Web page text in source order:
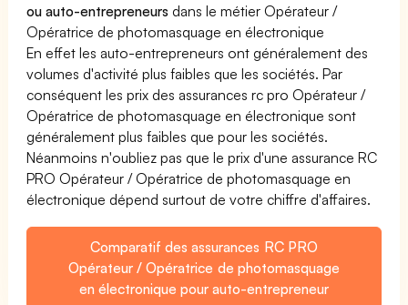
ou auto-entrepreneurs dans le métier Opérateur /
Opératrice de photomasquage en électronique
En effet les auto-entrepreneurs ont généralement des
volumes d'activité plus faibles que les sociétés. Par
conséquent les prix des assurances rc pro Opérateur /
Opératrice de photomasquage en électronique sont
généralement plus faibles que pour les sociétés.
Néanmoins n'oubliez pas que le prix d'une assurance RC
PRO Opérateur / Opératrice de photomasquage en
électronique dépend surtout de votre chiffre d'affaires.
Comparatif des assurances RC PRO
Opérateur / Opératrice de photomasquage
en électronique pour auto-entrepreneur